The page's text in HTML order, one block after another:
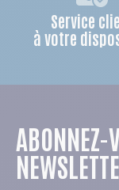
Service
à votre
ABONNEZ-